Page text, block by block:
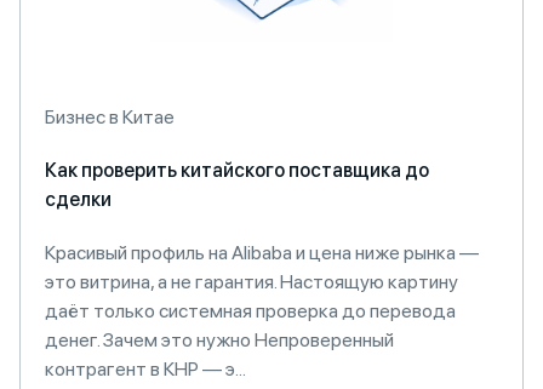
Бизнес в Китае
Как проверить китайского поставщика до
сделки
Красивый профиль на Alibaba и цена ниже рынка —
это витрина, а не гарантия. Настоящую картину
даёт только системная проверка до перевода
денег. Зачем это нужно Непроверенный
контрагент в КНР — э...